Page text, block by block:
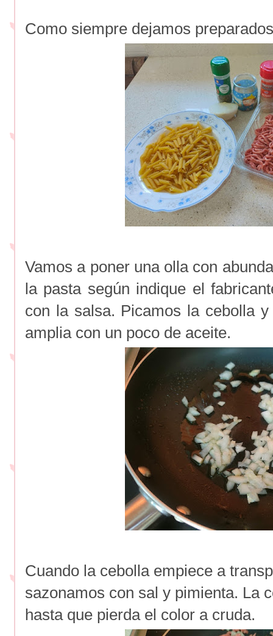
Como siempre dejamos
Vamos a poner una olla con
la pasta según indique el
con la salsa. Picamos la cebolla
amplia con un poco de aceite.
Cuando la cebolla empiece a
sazonamos con sal y pimienta. La
hasta que pierda el color a cruda.